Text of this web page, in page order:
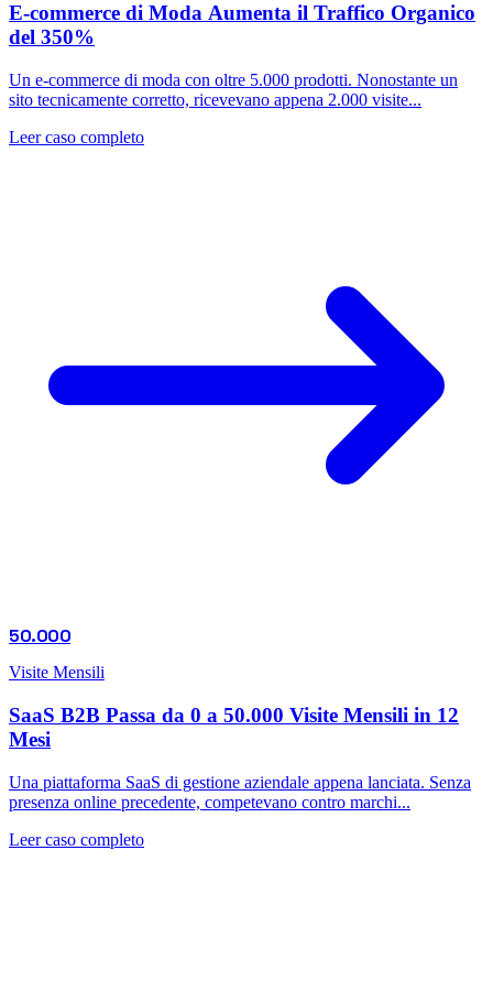
E-commerce di Moda Aumenta il Traffico Organico
del 350%
Un e-commerce di moda con oltre 5.000 prodotti. Nonostante un
sito tecnicamente corretto, ricevevano appena 2.000 visite...
Leer caso completo
50.000
Visite Mensili
SaaS B2B Passa da 0 a 50.000 Visite Mensili in 12
Mesi
Una piattaforma SaaS di gestione aziendale appena lanciata. Senza
presenza online precedente, competevano contro marchi...
Leer caso completo